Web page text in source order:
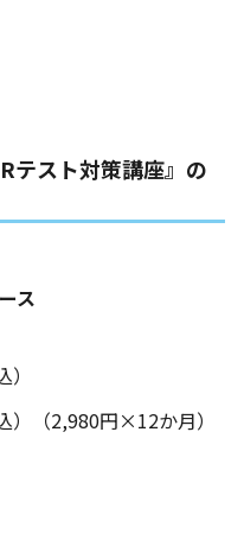
テスト対策講座』の
ス
）
）（2,980円×12か月）